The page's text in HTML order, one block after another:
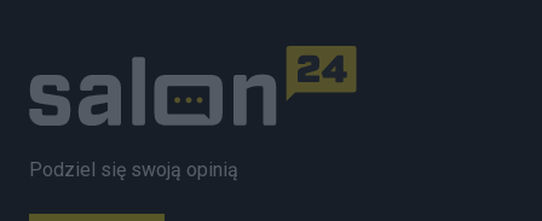
Podziel się swoją opinią